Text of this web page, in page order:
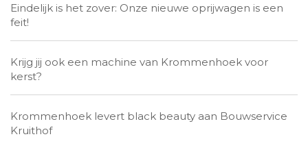
Eindelijk is het zover: Onze nieuwe oprijwagen is een
feit!
Krijg jij ook een machine van Krommenhoek voor
kerst?
Krommenhoek levert black beauty aan Bouwservice
Kruithof